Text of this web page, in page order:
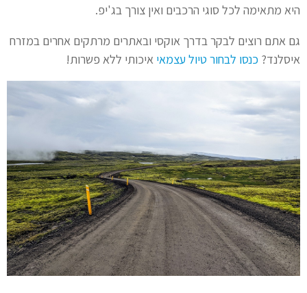
היא מתאימה לכל סוגי הרכבים ואין צורך בג'יפ.
גם אתם רוצים לבקר בדרך אוקסי ובאתרים מרתקים אחרים במזרח
איסלנד? כנסו לבחור טיול עצמאיאיכותי ללא פשרות!